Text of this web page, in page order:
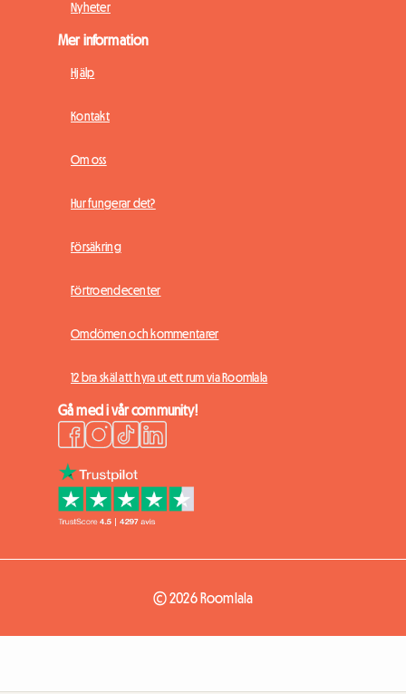
Nyheter
Mer information
Hjälp
Kontakt
Om oss
Hur fungerar det?
Försäkring
Förtroendecenter
Omdömen och kommentarer
12 bra skäl att hyra ut ett rum via Roomlala
Gå med i vår community!
© 2026 Roomlala